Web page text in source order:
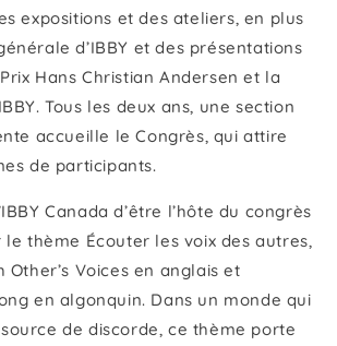
expositions et des ateliers, en plus
d’IBBY et des présentations
Hans Christian Andersen et la
Tous les deux ans, une section
accueille le Congrès, qui attire
de participants.
Canada d’être l’hôte du congrès
thème Écouter les voix des autres,
Other’s Voices en anglais et
en algonquin. Dans un monde qui
de discorde, ce thème porte